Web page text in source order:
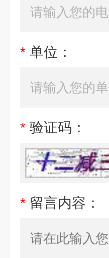
* 单位：
* 验证码：
* 留言内容：